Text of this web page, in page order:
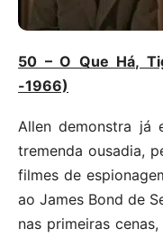
50 – O Que Há,
-1966)
Allen demonstra já
tremenda ousadia,
filmes de
ao James Bond de
nas primeiras